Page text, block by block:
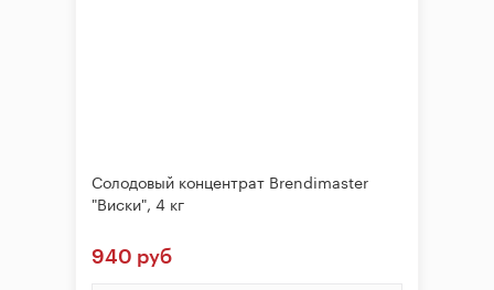
Солодовый концентрат Brendimaster
"Виски", 4 кг
940 руб